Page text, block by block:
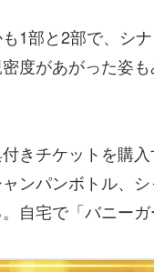
も1部と2部で、シ
度があがった姿
きチケットを購
ンパンボトル、
自宅で「バニー